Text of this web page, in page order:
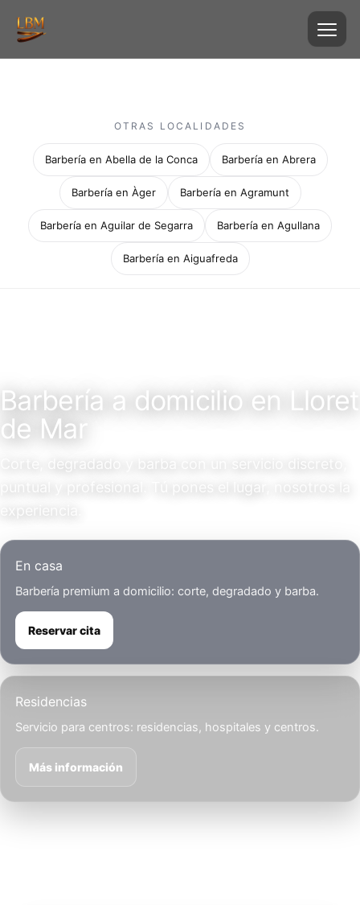
OTRAS LOCALIDADES
Barbería en Abella de la Conca Barbería en Abrera
Barbería en Àger Barbería en Agramunt
Barbería en Aguilar de Segarra Barbería en Agullana
Barbería en Aiguafreda
Barbería a domicilio en Lloret
de Mar
Corte, degradado y barba con un servicio discreto,
puntual y profesional. Tú pones el lugar, nosotros la
En casa
Barbería premium a domicilio: corte, degradado y barba.
Reservar cita
Residencias
Servicio para centros: residencias, hospitales y centros.
Más información